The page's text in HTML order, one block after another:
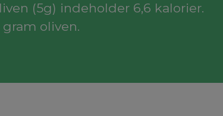
(5g) indeholder 6,6 kalorier.
oliven.